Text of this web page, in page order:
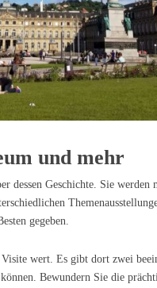
und mehr
dessen Geschichte. Sie
gegeben.
wert. Es gibt dort zwei
Bewundern Sie die